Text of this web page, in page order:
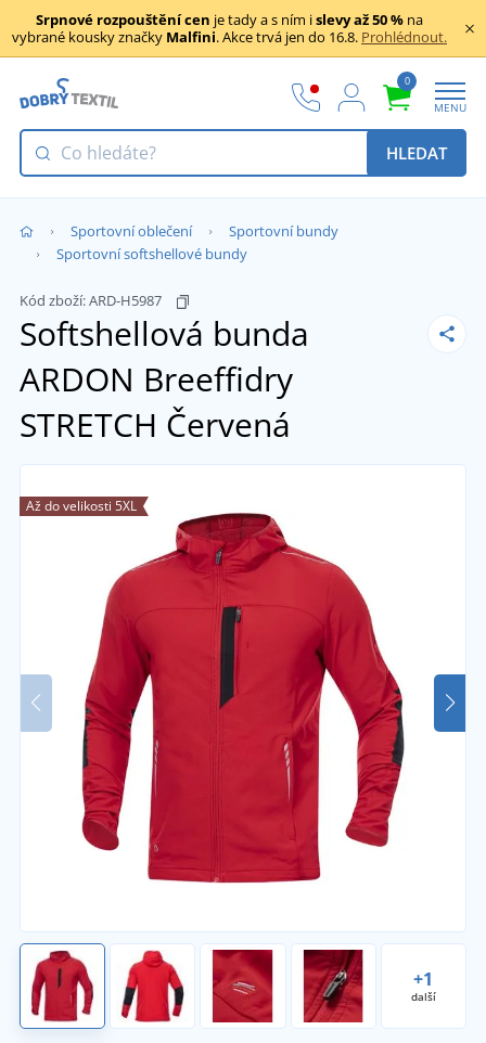
Srpnové rozpouštění cen je tady a s ním islevy až 50 % na
vybrané kousky značky Malfini. Akce trvá jen do 16.8. Prohlédnout.
0
MENU
HLEDAT
Sportovní oblečení
Sportovní bundy
Sportovní softshellové bundy
Kód zboží:ARD-H5987
Softshellová bunda
ARDON Breeffidry
STRETCH Červená
+1
další
Až do velikosti 5XL